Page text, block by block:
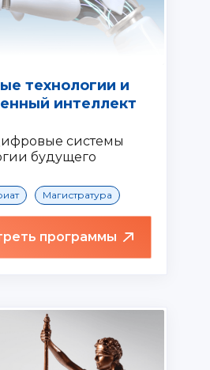
Магистратура
технологии и
интеллект
системы
будущего
программы